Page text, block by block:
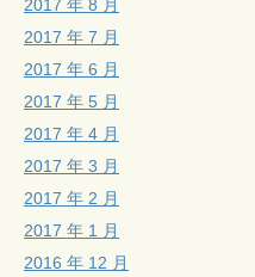
2017 年 8 月
2017 年 7 月
2017 年 6 月
2017 年 5 月
2017 年 4 月
2017 年 3 月
2017 年 2 月
2017 年 1 月
2016 年 12 月